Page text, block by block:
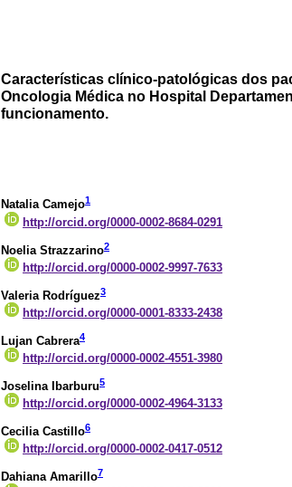
Características clínico-patológicas dos
Oncologia Médica no Hospital
funcionamento.
Natalia Camejo1
http://orcid.org/0000-0002-8684-0291
Noelia Strazzarino2
http://orcid.org/0000-0002-9997-7633
Valeria Rodríguez3
http://orcid.org/0000-0001-8333-2438
Lujan Cabrera4
http://orcid.org/0000-0002-4551-3980
Joselina Ibarburu5
http://orcid.org/0000-0002-4964-3133
Cecilia Castillo6
http://orcid.org/0000-0002-0417-0512
Dahiana Amarillo7